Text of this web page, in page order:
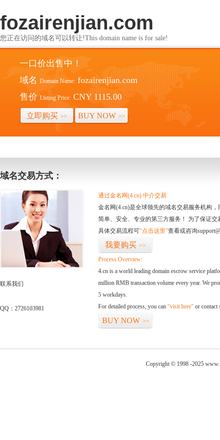
fozairenjian.com
您正在访问的域名可以转让!This domain name is for sale!
一口价出售中！
域名 Domain Name: fozairenjian.com
售价 Listing Price: CNY 1115.00
立即购买 >> BUY NOW >>
域名交易方式：
联系我们
QQ：2726103981
通过金名网(4.cn) 中介交易
金名网(4.cn)是全球领先的域名交易服务机构
简单、安全、专业的第三方服务！ 为了保证
具体交易流程可“点击这里”查看或咨询
我要购买 >>
Process Overview:
4.cn is a world leading domain escrow service
million RMB transaction volume every year. We
5 workdays.
For detailed process, you can “visit here” or contact
BUY NOW >>
Copyright © 1998 -2025